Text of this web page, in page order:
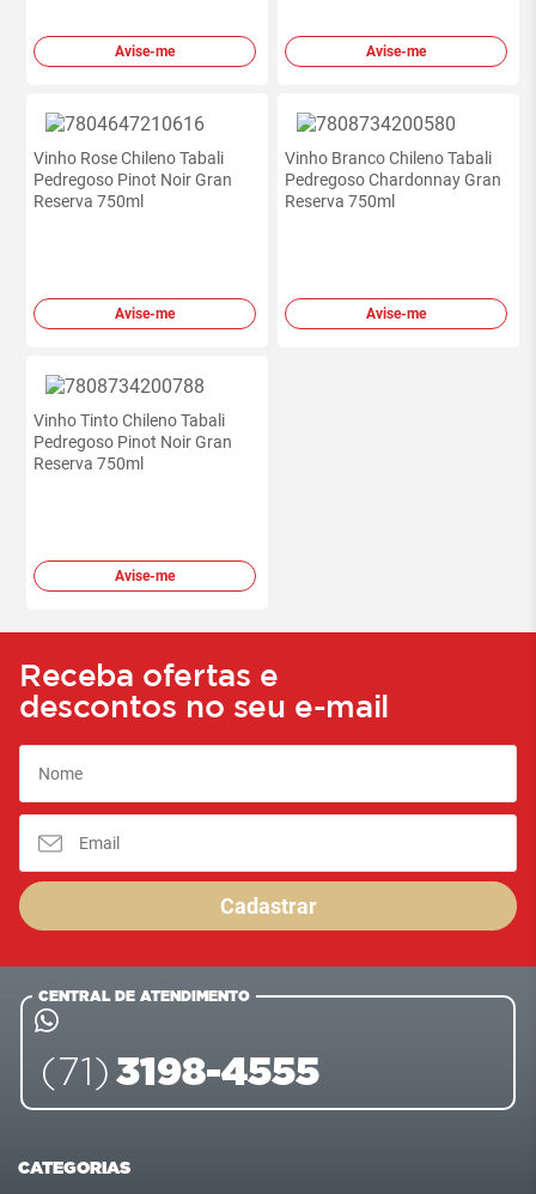
Avise-me Avise-me
Vinho Rose Chileno Tabali
Pedregoso Pinot Noir Gran
Reserva 750ml
Avise-me
Vinho Branco Chileno Tabali
Pedregoso Chardonnay Gran
Reserva 750ml
Avise-me
Vinho Tinto Chileno Tabali
Pedregoso Pinot Noir Gran
Reserva 750ml
Avise-me
Receba ofertas e
descontos no seu e-mail
Cadastrar
CENTRAL DE ATENDIMENTO
(71) 3198-4555
CATEGORIAS